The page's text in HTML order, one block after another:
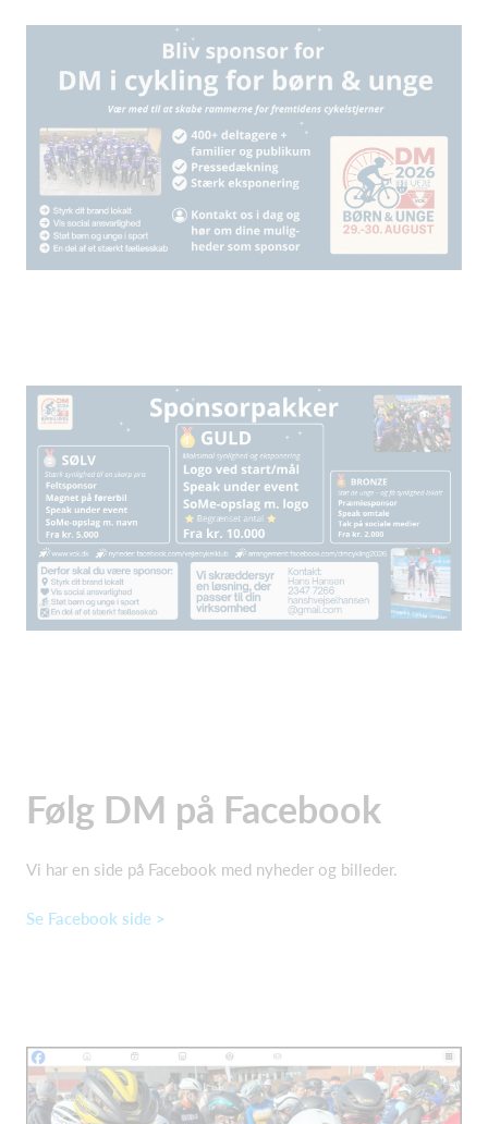
Følg DM på Facebook
Vi har en side på Facebook med nyheder og billeder.
Se Facebook side >